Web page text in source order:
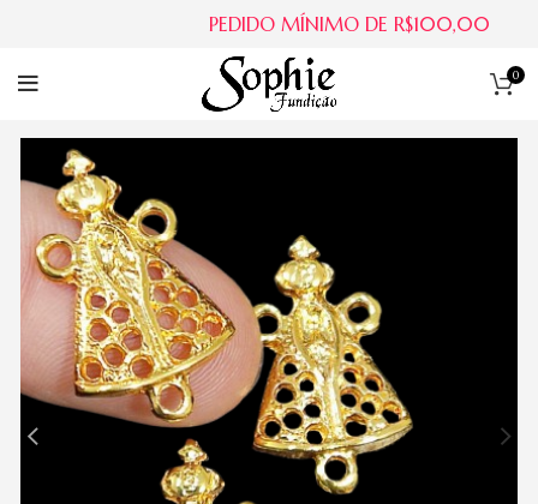
0
PEDIDO MÍNIMO DE R$100,00